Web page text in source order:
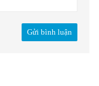
Gửi bình luận